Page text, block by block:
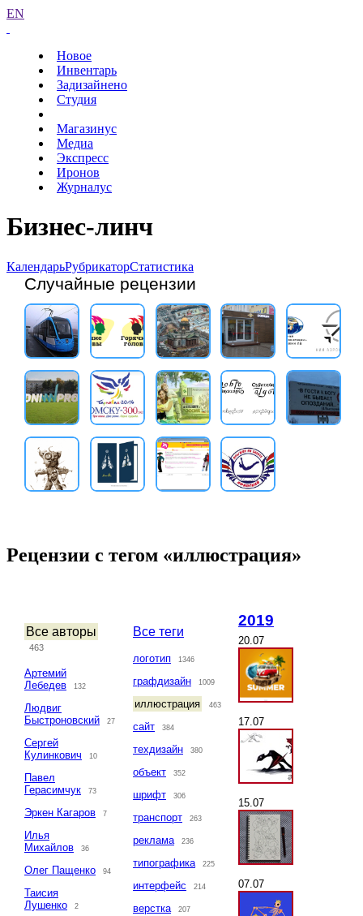
EN
Новое
Инвентарь
Задизайнено
Студия
Магазинус
Медиа
Экспресс
Иронов
Журналус
Бизнес-линч
КалендарьРубрикаторСтатистика
Случайные рецензии
Рецензии с тегом «иллюстрация»
Все авторы
463
Артемий
Лебедев
132
Людвиг
Быстроновский
27
Сергей
Кулинкович
10
Павел
Герасимчук
73
Эркен Кагаров 7
Илья
Михайлов
36
Олег Пащенко 94
Таисия
Лушенко
2
Все теги
логотип 1346
графдизайн 1009
иллюстрация 463
сайт 384
техдизайн 380
объект 352
шрифт 306
транспорт 263
реклама 236
типографика 225
интерфейс 214
верстка 207
2019
20.07
17.07
15.07
07.07